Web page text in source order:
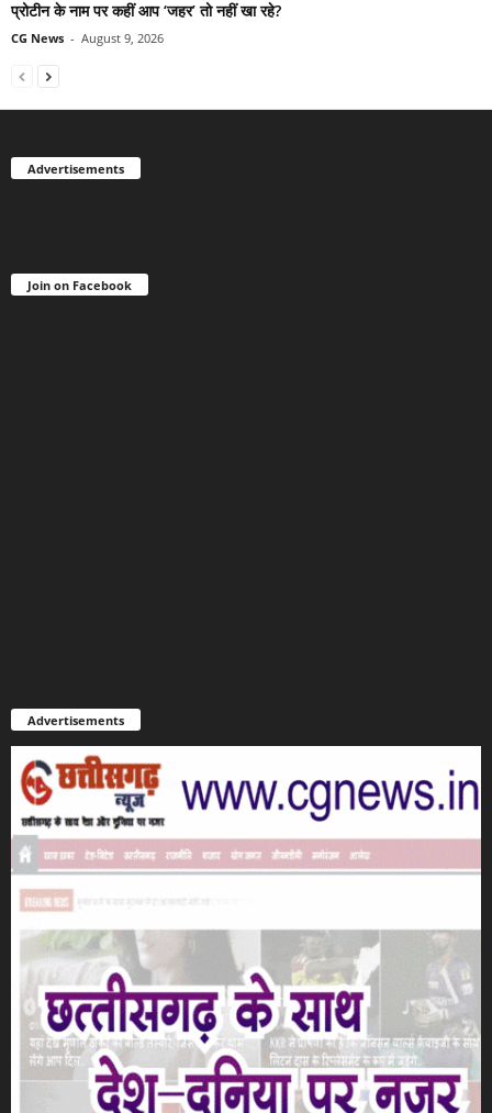
प्रोटीन के नाम पर कहीं आप ‘जहर’ तो नहीं खा रहे?
CG News - August 9, 2026
Advertisements
Join on Facebook
Advertisements